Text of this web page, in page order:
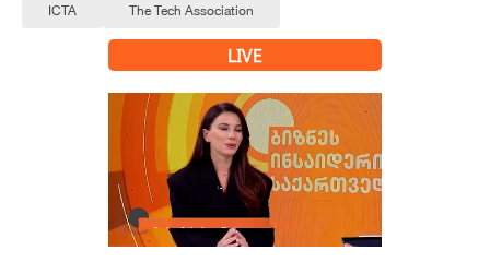
ICTA The Tech Association
LIVE